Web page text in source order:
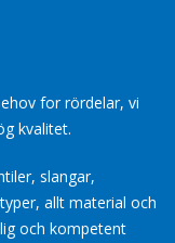
for rördelar, vi
kvalitet.
slangar,
allt material och
och kompetent